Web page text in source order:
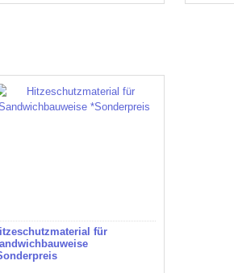
für